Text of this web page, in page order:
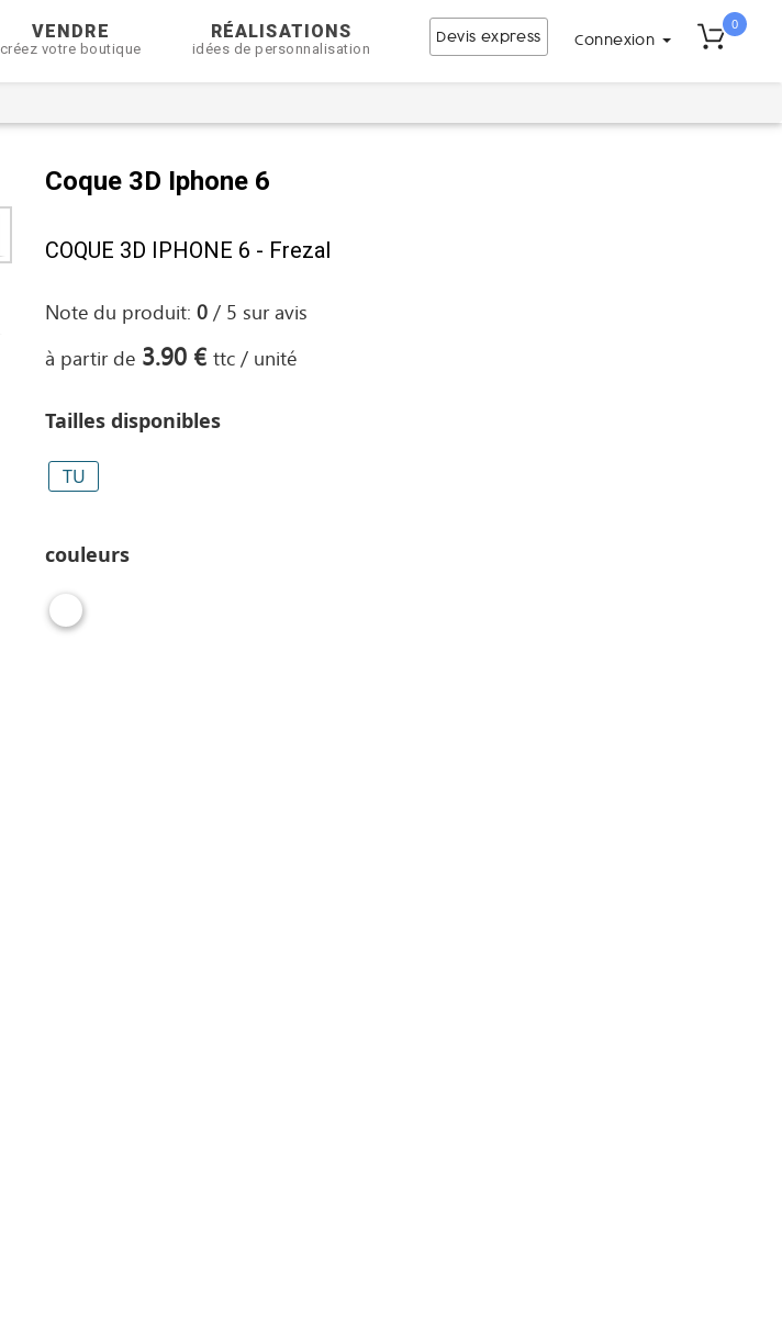
VENDRE
créez votre boutique
RÉALISATIONS
idées de personnalisation
Devis express Connexion
0
Coque 3D Iphone 6
COQUE 3D IPHONE 6 - Frezal
Note du produit:0 / 5 suravis
à partir de 3.90 €ttc / unité
Tailles disponibles
TU
couleurs